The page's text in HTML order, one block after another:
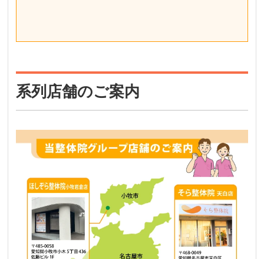
系列店舗のご案内